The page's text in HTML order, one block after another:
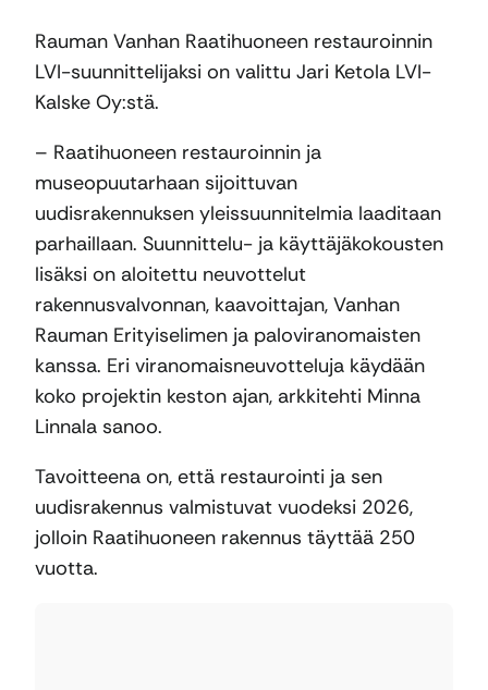
Rauman Vanhan Raatihuoneen restauroinnin
LVI-suunnittelijaksi on valittu Jari Ketola LVI-
Kalske Oy:stä.
– Raatihuoneen restauroinnin ja
museopuutarhaan sijoittuvan
uudisrakennuksen yleissuunnitelmia laaditaan
parhaillaan. Suunnittelu- ja käyttäjäkokousten
lisäksi on aloitettu neuvottelut
rakennusvalvonnan, kaavoittajan, Vanhan
Rauman Erityiselimen ja paloviranomaisten
kanssa. Eri viranomaisneuvotteluja käydään
koko projektin keston ajan, arkkitehti Minna
Linnala sanoo.
Tavoitteena on, että restaurointi ja sen
uudisrakennus valmistuvat vuodeksi 2026,
jolloin Raatihuoneen rakennus täyttää 250
vuotta.